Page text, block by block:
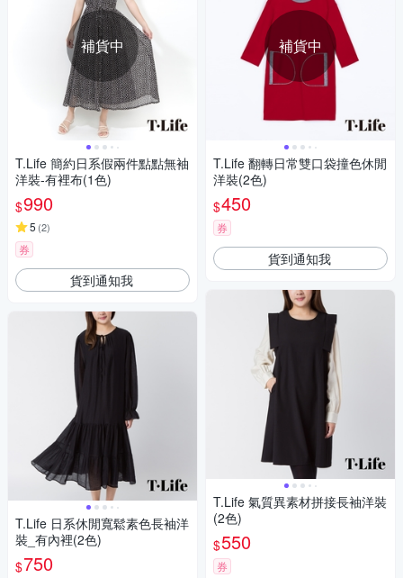
補貨中
T.Life 簡約日系假兩件點點無袖
洋裝-有裡布(1色)
$990
5 (2)
券
貨到通知我
T.Life 日系休閒寬鬆素色長袖洋
裝_有內裡(2色)
$750
補貨中
T.Life 翻轉日常雙口袋撞色休閒
洋裝(2色)
$450
券
貨到通知我
T.Life 氣質異素材拼接長袖洋裝
(2色)
$550
券